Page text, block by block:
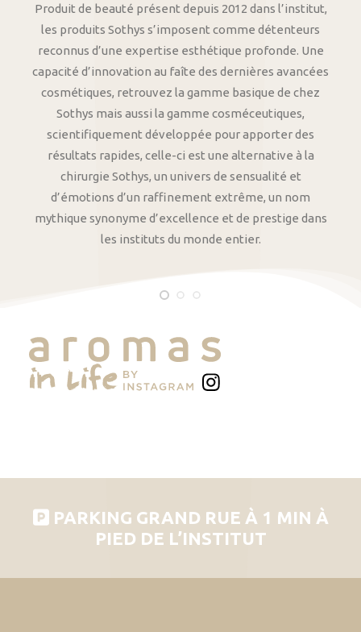
Produit de beauté présent depuis 2012 dans l’institut,
les produits Sothys s’imposent comme détenteurs
reconnus d’une expertise esthétique profonde. Une
capacité d’innovation au faîte des dernières avancées
cosmétiques, retrouvez la gamme basique de chez
Sothys mais aussi la gamme cosméceutiques,
scientifiquement développée pour apporter des
résultats rapides, celle-ci est une alternative à la
chirurgie Sothys, un univers de sensualité et
d’émotions d’un raffinement extrême, un nom
mythique synonyme d’excellence et de prestige dans
les instituts du monde entier.
PARKING GRAND RUE À 1 MIN À
PIED DE L’INSTITUT